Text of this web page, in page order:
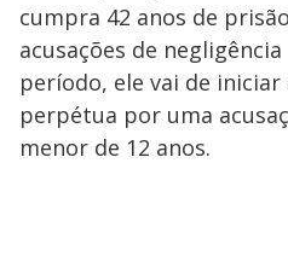
cumpra 42 anos de
acusações de
período, ele vai de
perpétua por uma
menor de 12 anos.